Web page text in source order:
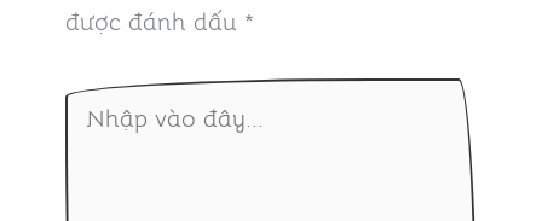
được đánh dấu *
Nhập
vào
đây...